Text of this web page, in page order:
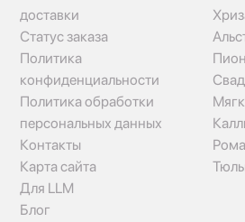
доставки
Статус заказа
Политика
конфиденциальности
Политика обработки
персональных данных
Контакты
Карта сайта
Для LLM
Блог